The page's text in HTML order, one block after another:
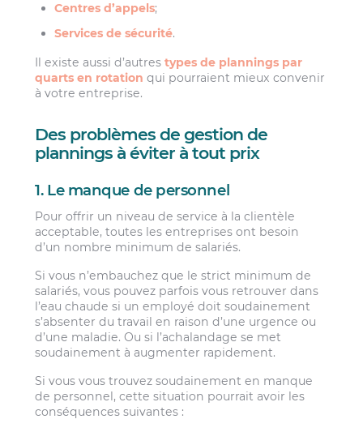
Centres d’appels;
Services de sécurité.
Il existe aussi d’autrestypes de plannings par
quarts en rotation qui pourraient mieux convenir
à votre entreprise.
Des problèmes de gestion de
plannings à éviter à tout prix
1. Le manque de personnel
Pour offrir un niveau de service à la clientèle
acceptable, toutes les entreprises ont besoin
d’un nombre minimum de salariés.
Si vous n’embauchez que le strict minimum de
salariés, vous pouvez parfois vous retrouver dans
l’eau chaude si un employé doit soudainement
s’absenter du travail en raison d’une urgence ou
d’une maladie. Ou si l’achalandage se met
soudainement à augmenter rapidement.
Si vous vous trouvez soudainement en manque
de personnel, cette situation pourrait avoir les
conséquences suivantes :